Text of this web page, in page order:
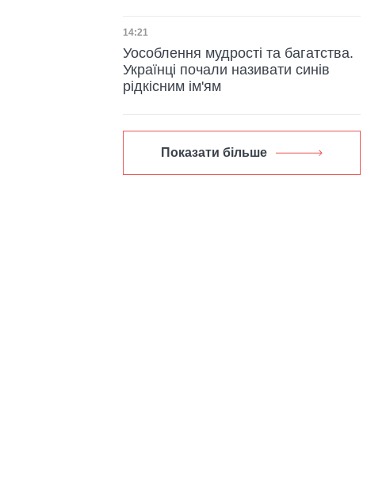
Дата публікації
14:21
Уособлення мудрості та багатства.
Українці почали називати синів
рідкісним ім'ям
Показати більше